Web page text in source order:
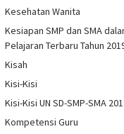
Kesehatan Wanita
Kesiapan SMP dan SMA
Pelajaran Terbaru Tahun
Kisah
Kisi-Kisi
Kisi-Kisi UN SD-SMP-SMA
Kompetensi Guru